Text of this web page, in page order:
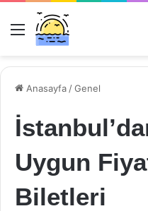
Menü
Anasayfa /Genel
Uygun
Biletleri